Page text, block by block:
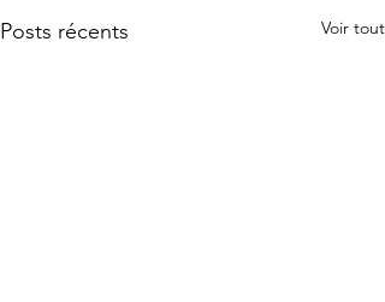
Posts récents Voir tout